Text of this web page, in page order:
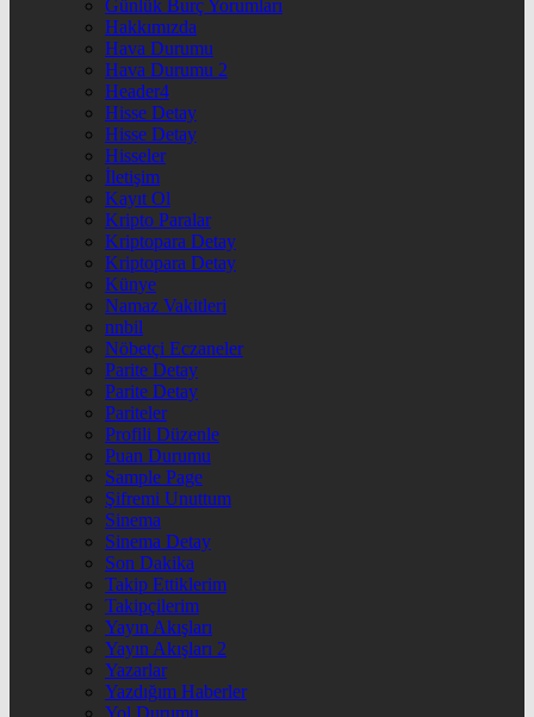
Günlük Burç Yorumları
Hakkımızda
Hava Durumu
Hava Durumu 2
Header4
Hisse Detay
Hisse Detay
Hisseler
İletişim
Kayıt Ol
Kripto Paralar
Kriptopara Detay
Kriptopara Detay
Künye
Namaz Vakitleri
nnbil
Nöbetçi Eczaneler
Parite Detay
Parite Detay
Pariteler
Profili Düzenle
Puan Durumu
Sample Page
Şifremi Unuttum
Sinema
Sinema Detay
Son Dakika
Takip Ettiklerim
Takipçilerim
Yayın Akışları
Yayın Akışları 2
Yazarlar
Yazdığım Haberler